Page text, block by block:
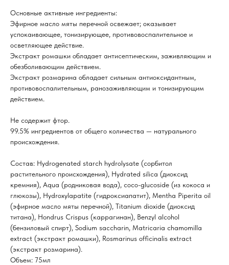
Основные активные ингредиенты:
Эфирное масло мяты перечной освежает; оказывает
успокаивающее, тонизирующее, противовоспалительное и
осветляющее действие.
Экстракт ромашки обладает антисептическим, заживляющим и
обезболивающим действием.
Экстракт розмарина обладает сильным антиоксидантным,
противовоспалительным, ранозаживляющим и тонизирующим
действием.
Не содержит фтор.
99.5% ингредиентов от общего количества — натурального
происхождения.
Состав: Hydrogenated starch hydrolysate (сорбитол
растительного происхождения), Hydrated silica (диоксид
кремния), Aqua (родниковая вода), coco-glucoside (из кокоса и
глюкозы), Hydroxylapatite (гидроксиапатит), Mentha Piperita oil
(эфирное масло мяты перечной), Titanium dioxide (диоксид
титана), Hondrus Crispus (каррагинан), Benzyl alcohol
(бензиловый спирт), Sodium saccharin, Matricaria chamomilla
extract (экстракт ромашки), Rosmarinus officinalis extract
(экстракт розмарина).
Объем: 75мл